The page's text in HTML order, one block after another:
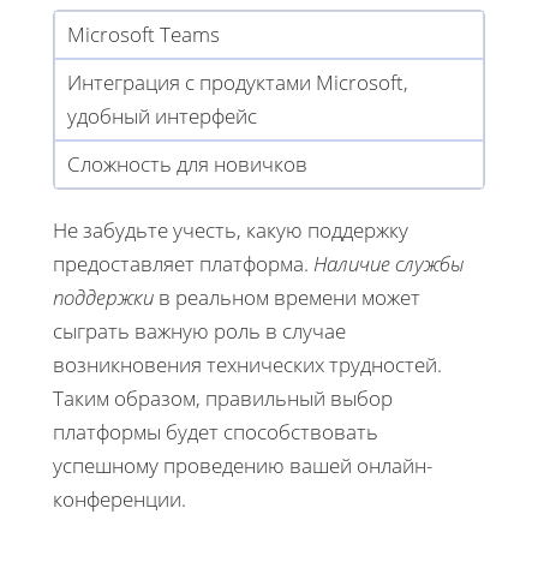
Microsoft Teams
Интеграция с продуктами Microsoft,
удобный интерфейс
Сложность для новичков
Не забудьте учесть, какую поддержку
предоставляет платформа. Наличие службы
поддержки в реальном времени может
сыграть важную роль в случае
возникновения технических трудностей.
Таким образом, правильный выбор
платформы будет способствовать
успешному проведению вашей онлайн-
конференции.